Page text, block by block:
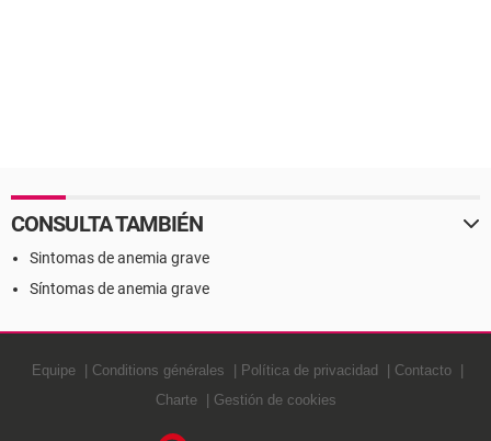
CONSULTA TAMBIÉN
Sintomas de anemia grave
Síntomas de anemia grave
Equipe Conditions générales Política de privacidad
Contacto
Charte
Gestión de cookies